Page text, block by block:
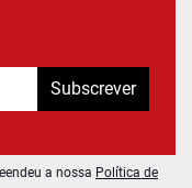
Subscrever
a nossa Política de